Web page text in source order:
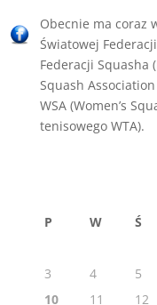
Obecnie ma coraz
Światowej
Federacji Squasha
Squash
WSA (Women’s
tenisowego WTA).
P W Ś
3
4 5
10
11 12